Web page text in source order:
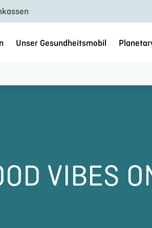
Unser Gesundheitsmobil
VIBES